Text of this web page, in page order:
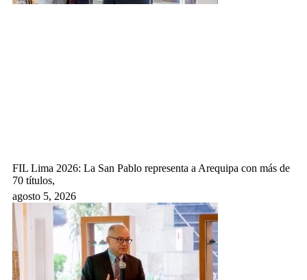
FIL Lima 2026: La San Pablo representa a Arequipa con más de
70 títulos,
agosto 5, 2026